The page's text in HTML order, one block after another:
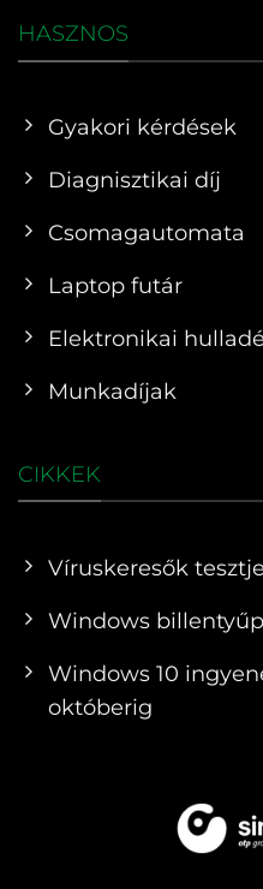
HASZNOS
Gyakori kérdések
Diagnisztikai díj
Csomagautomata
Laptop futár
Elektronikai
Munkadíjak
CIKKEK
Víruskeresők
Windows
Windows 10
októberig